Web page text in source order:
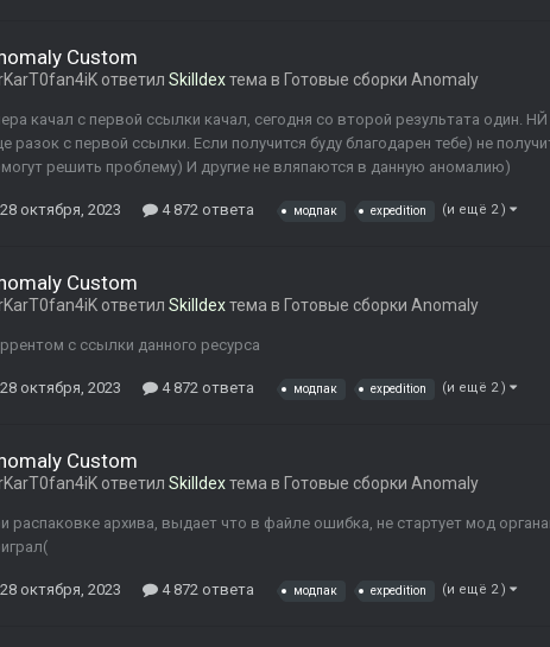
Custom
ответил Skilldexтема в Готовые сборки Anomaly
качал с первой ссылки качал, сегодня со второй результата один.
разок с первой ссылки. Если получится буду благодарен тебе) не
решить проблему) И другие не вляпаются в данную аномалию)
28 октября, 2023 4 872 ответа модпак expedition (и ещё 2 )
Custom
ответил Skilldexтема в Готовые сборки Anomaly
с ссылки данного ресурса
28 октября, 2023 4 872 ответа модпак expedition (и ещё 2 )
Custom
ответил Skilldexтема в Готовые сборки Anomaly
распаковке архива, выдает что в файле ошибка, не стартует мод
28 октября, 2023 4 872 ответа модпак expedition (и ещё 2 )